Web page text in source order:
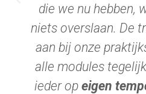
die we nu hebben,
niets overslaan. De
aan bij onze
alle modules
ieder op eigen